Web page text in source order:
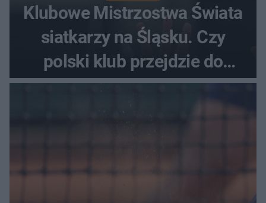
Klubowe Mistrzostwa Świata
siatkarzy na Śląsku. Czy
polski klub przejdzie do
historii